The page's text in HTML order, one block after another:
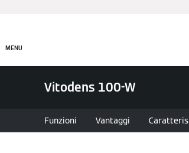
MENU
Vitodens 100-W
Funzioni Vantaggi